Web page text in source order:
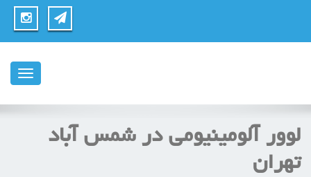
ناوبری
لوور آلومینیومی در شمس آباد
تهران